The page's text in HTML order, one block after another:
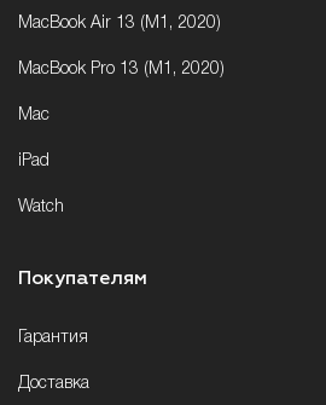
MacBook Air 13 (M1, 2020)
MacBook Pro 13 (M1, 2020)
Mac
iPad
Watch
Покупателям
Гарантия
Доставка